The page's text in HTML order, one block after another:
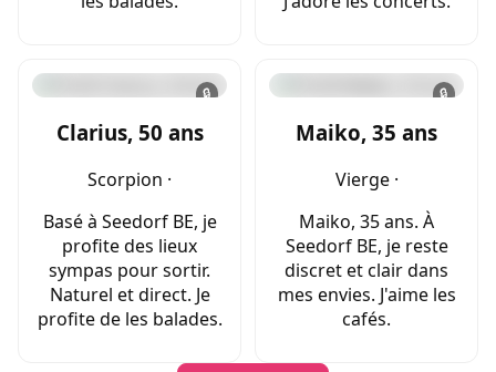
🔒
Clarius, 50 ans
Scorpion ·
Basé à Seedorf BE, je
profite des lieux
sympas pour sortir.
Naturel et direct. Je
profite de les balades.
🔒
Maiko, 35 ans
Vierge ·
Maiko, 35 ans. À
Seedorf BE, je reste
discret et clair dans
mes envies. J'aime les
cafés.